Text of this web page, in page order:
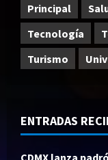
Principal
Tecnología
Turismo
ENTRADAS